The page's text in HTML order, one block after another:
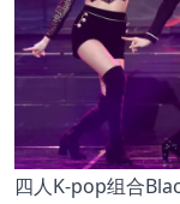
四人K-pop组合